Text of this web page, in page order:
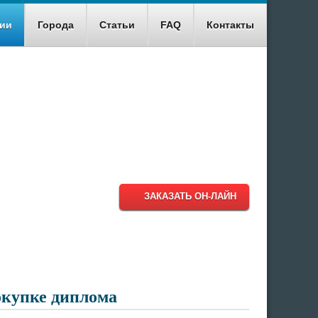
Города Статьи FAQ Контакты
ЗАКАЗАТЬ ОН-ЛАЙН
диплома